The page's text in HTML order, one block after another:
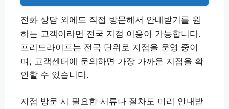
전화 상담 외에도 직접 방문해서 안내받기를 원
하는 고객이라면 전국 지점 이용이 가능합니다.
프리드라이프는 전국 단위로 지점을 운영 중이
며, 고객센터에 문의하면 가장 가까운 지점을 확
인할 수 있습니다.
지점 방문 시 필요한 서류나 절차도 미리 안내받